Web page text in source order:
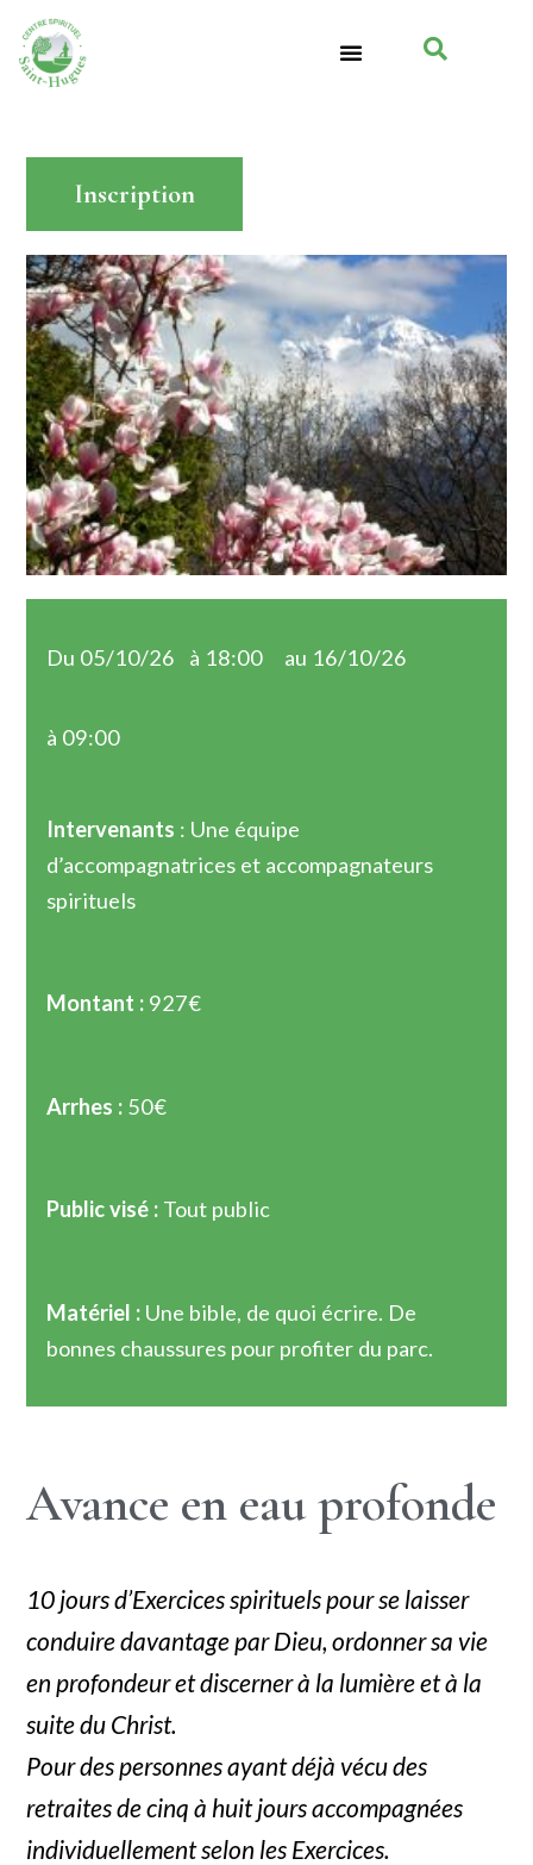
Inscription
Du 05/10/26 à 18:00 au 16/10/26
à 09:00
Intervenants : Une équipe
d’accompagnatrices et accompagnateurs
spirituels
Montant : 927€
Arrhes : 50€
Public visé : Tout public
Matériel : Une bible, de quoi écrire. De
bonnes chaussures pour profiter du parc.
Avance en eau profonde
10 jours d’Exercices spirituels pour se laisser
conduire davantage par Dieu, ordonner sa vie
en profondeur et discerner à la lumière et à la
suite du Christ.
Pour des personnes ayant déjà vécu des
retraites de cinq à huit jours accompagnées
individuellement selon les Exercices.